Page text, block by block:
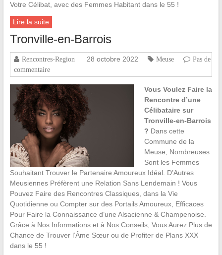
Votre Célibat, avec des Femmes Habitant dans le 55 !
Lire la suite
Tronville-en-Barrois
Rencontres-Region 28 octobre 2022 Meuse
Pas de
commentaire
Vous Voulez Faire la
Rencontre d’une
Célibataire sur
Tronville-en-Barrois
? Dans cette
Commune de la
Meuse, Nombreuses
Sont les Femmes
Souhaitant Trouver le Partenaire Amoureux Idéal. D’Autres
Meusiennes Préfèrent une Relation Sans Lendemain ! Vous
Pouvez Faire des Rencontres Classiques, dans la Vie
Quotidienne ou Compter sur des Portails Amoureux, Efficaces
Pour Faire la Connaissance d’une Alsacienne & Champenoise.
Grâce à Nos Informations et à Nos Conseils, Vous Aurez Plus de
Chance de Trouver l’Âme Sœur ou de Profiter de Plans XXX
dans le 55 !